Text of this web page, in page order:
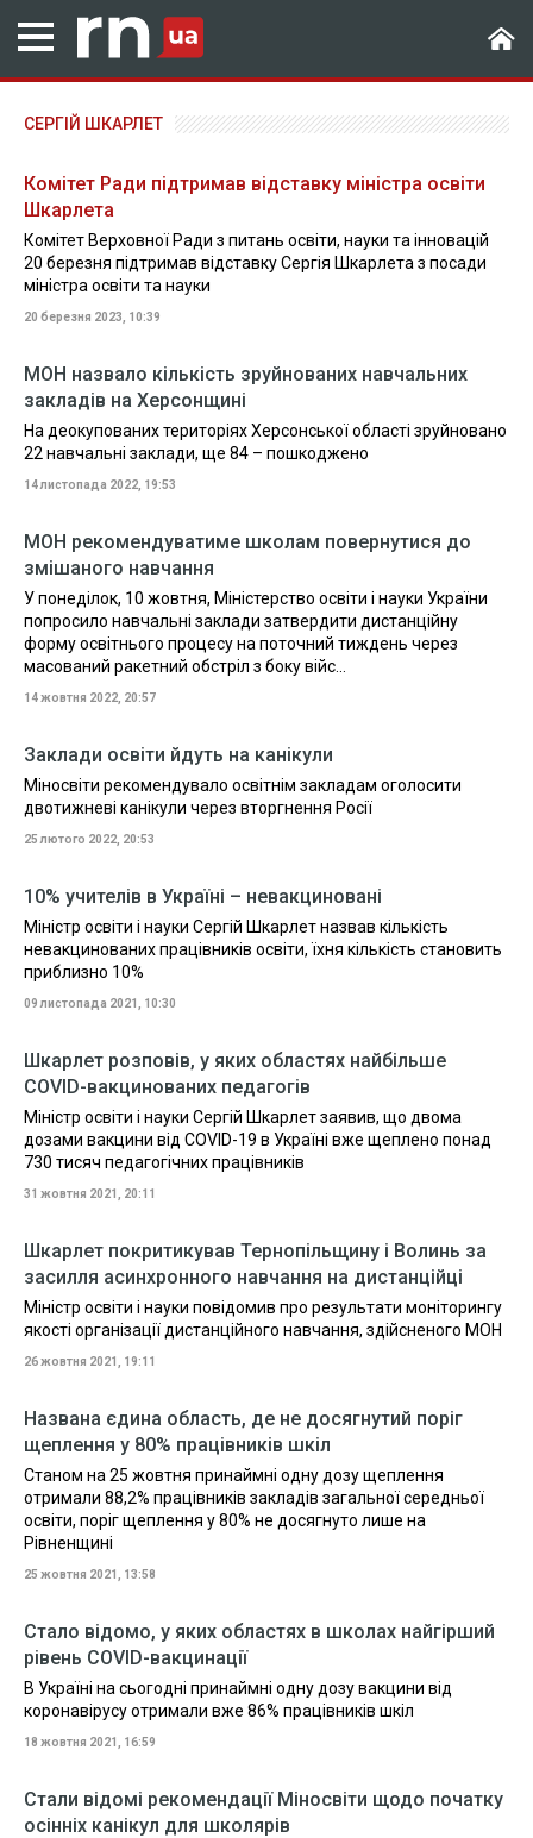
СЕРГІЙ ШКАРЛЕТ
Комітет Ради підтримав відставку міністра освіти
Шкарлета
Комітет Верховної Ради з питань освіти, науки та інновацій
20 березня підтримав відставку Сергія Шкарлета з посади
міністра освіти та науки
20 березня 2023, 10:39
МОН назвало кількість зруйнованих навчальних
закладів на Херсонщині
На деокупованих територіях Херсонської області зруйновано
22 навчальні заклади, ще 84 – пошкоджено
14 листопада 2022, 19:53
МОН рекомендуватиме школам повернутися до
змішаного навчання
У понеділок, 10 жовтня, Міністерство освіти і науки України
попросило навчальні заклади затвердити дистанційну
форму освітнього процесу на поточний тиждень через
масований ракетний обстріл з боку війс...
14 жовтня 2022, 20:57
Заклади освіти йдуть на канікули
Міносвіти рекомендувало освітнім закладам оголосити
двотижневі канікули через вторгнення Росії
25 лютого 2022, 20:53
10% учителів в Україні – невакциновані
Міністр освіти і науки Сергій Шкарлет назвав кількість
невакцинованих працівників освіти, їхня кількість становить
приблизно 10%
09 листопада 2021, 10:30
Шкарлет розповів, у яких областях найбільше
COVID-вакцинованих педагогів
Міністр освіти і науки Сергій Шкарлет заявив, що двома
дозами вакцини від COVID-19 в Україні вже щеплено понад
730 тисяч педагогічних працівників
31 жовтня 2021, 20:11
Шкарлет покритикував Тернопільщину і Волинь за
засилля асинхронного навчання на дистанційці
Міністр освіти і науки повідомив про результати моніторингу
якості організації дистанційного навчання, здійсненого МОН
26 жовтня 2021, 19:11
Названа єдина область, де не досягнутий поріг
щеплення у 80% працівників шкіл
Станом на 25 жовтня принаймні одну дозу щеплення
отримали 88,2% працівників закладів загальної середньої
освіти, поріг щеплення у 80% не досягнуто лише на
Рівненщині
25 жовтня 2021, 13:58
Стало відомо, у яких областях в школах найгірший
рівень COVID-вакцинації
В Україні на сьогодні принаймні одну дозу вакцини від
коронавірусу отримали вже 86% працівників шкіл
18 жовтня 2021, 16:59
Стали відомі рекомендації Міносвіти щодо початку
осінніх канікул для школярів